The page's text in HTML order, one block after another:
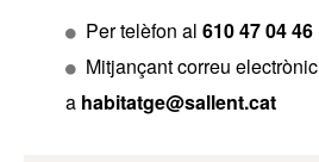
Per telèfon al 610 47 04 46
Mitjançant correu electrònic
a habitatge@sallent.cat